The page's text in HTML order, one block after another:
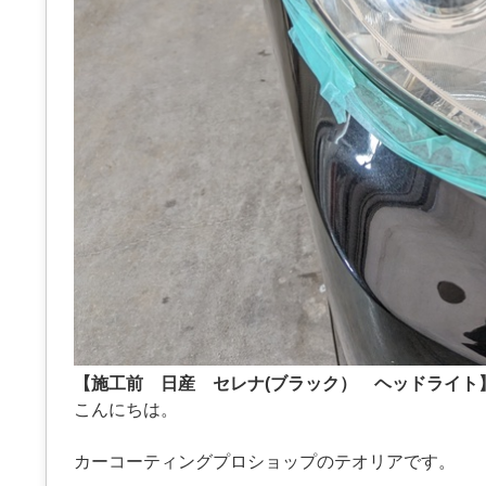
【施工前 日産 セレナ(ブラック） ヘッドライト
こんにちは。
カーコーティングプロショップのテオリアです。